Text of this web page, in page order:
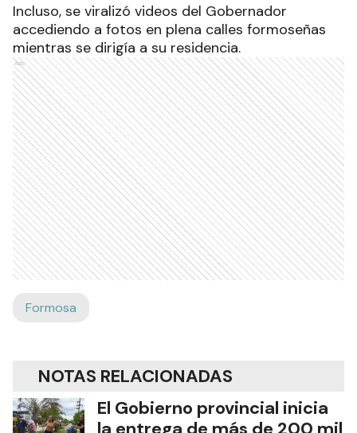
Incluso, se viralizó videos del Gobernador
accediendo a fotos en plena calles formoseñas
mientras se dirigía a su residencia.
Ads
Formosa
NOTAS RELACIONADAS
El Gobierno provincial inicia